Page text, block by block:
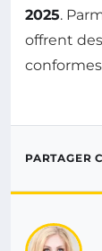
2025.
offrent
PARTAGER